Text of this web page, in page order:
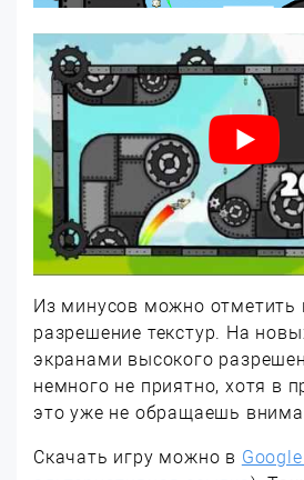
Из минусов можно отметить
разрешение текстур. На
экранами высокого
немного не приятно, хотя в
это уже не обращаешь
Скачать игру можно в